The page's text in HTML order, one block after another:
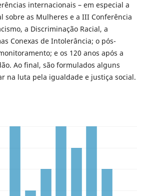
internacionais – em especial a
sobre as Mulheres e a III Conferência
a Discriminação Racial, a
Conexas de Intolerância; o pós-
e os 120 anos após a
Ao final, são formulados alguns
na luta pela igualdade e justiça social.